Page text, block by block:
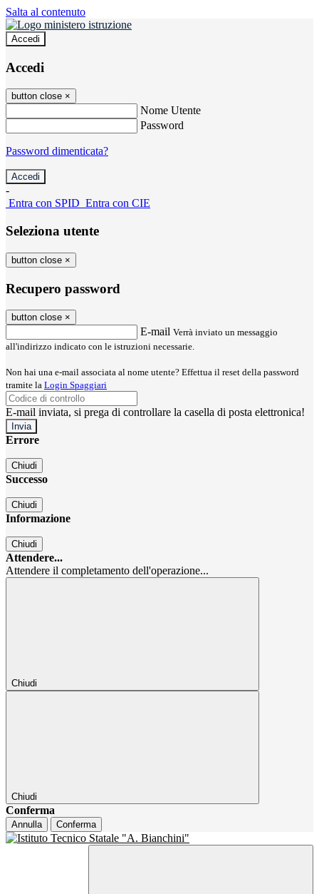
Salta al contenuto
Accedi
Accedi
button close ×
Nome Utente
Password
Password dimenticata?
-
Entra con SPID Entra con CIE
Seleziona utente
button close ×
Recupero password
button close ×
E-mail Verrà inviato un messaggio
all'indirizzo indicato con le istruzioni necessarie.
Non hai una e-mail associata al nome utente? Effettua il reset della password
tramite la Login Spaggiari
E-mail inviata, si prega di controllare la casella di posta elettronica!
Errore
Chiudi
Successo
Chiudi
Informazione
Chiudi
Attendere...
Attendere il completamento dell'operazione...
Chiudi
Chiudi
Conferma
Annulla Conferma